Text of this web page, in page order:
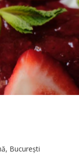
București